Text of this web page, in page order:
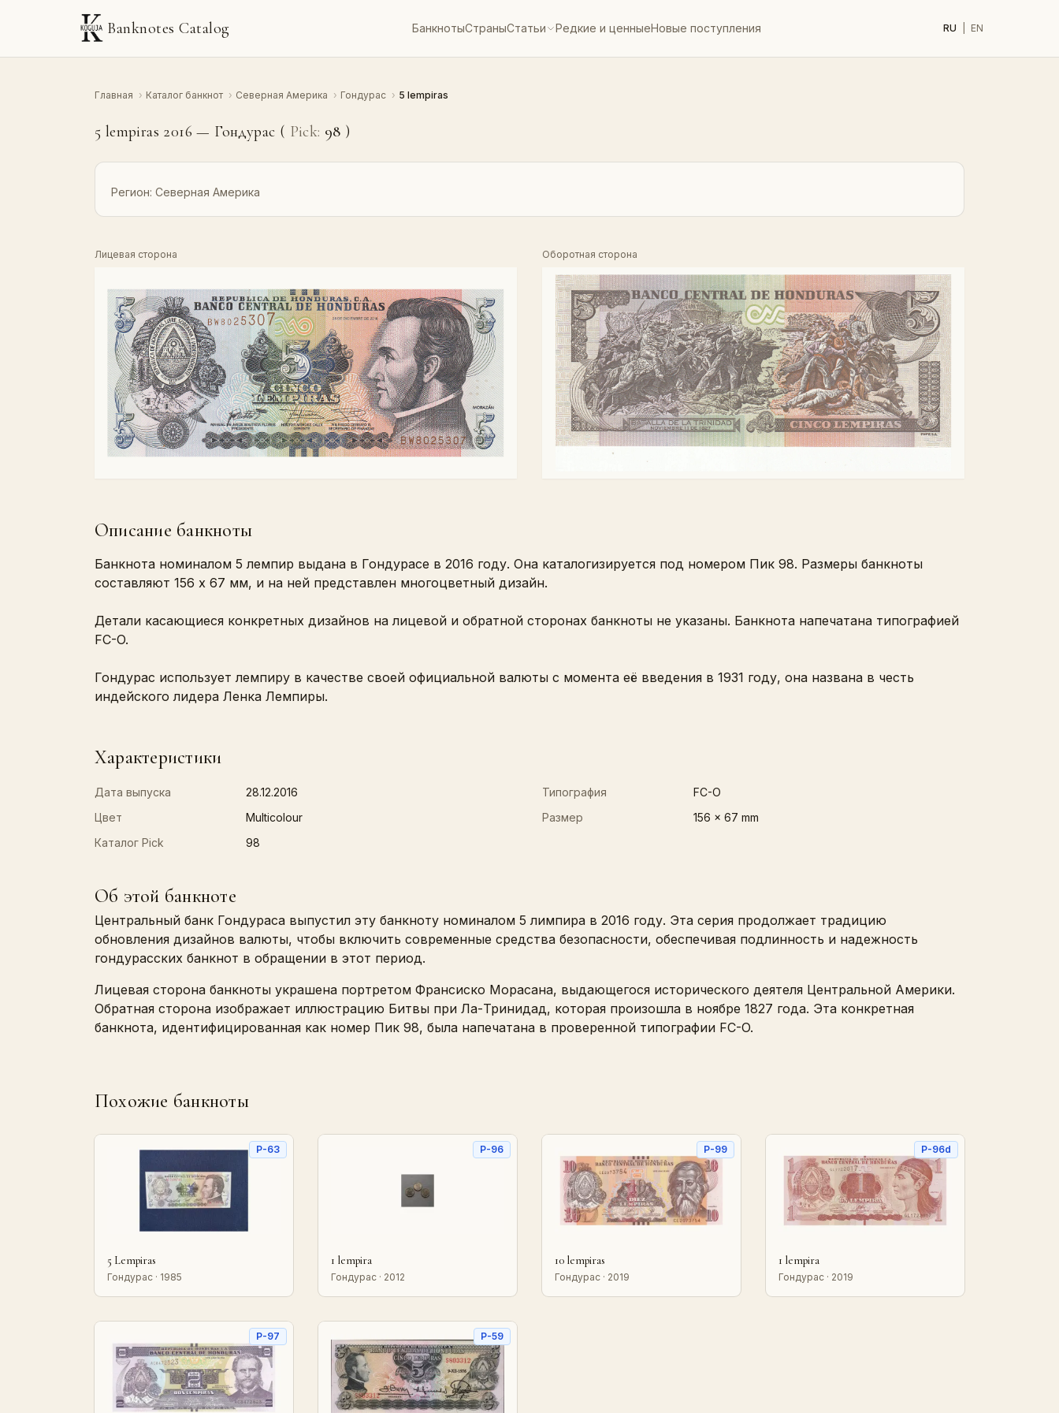
Banknotes Catalog БанкнотыСтраныСтатьи Редкие и ценныеНовые поступления RU EN
Главная › Каталог банкнот › Северная Америка › Гондурас › 5 lempiras
5 lempiras 2016 — Гондурас ( Pick: 98 )
Регион: Северная Америка
Лицевая сторона Оборотная сторона
Описание банкноты
Банкнота номиналом 5 лемпир выдана в Гондурасе в 2016 году. Она каталогизируется под номером Пик 98. Размеры банкноты
составляют 156 x 67 мм, и на ней представлен многоцветный дизайн.
Детали касающиеся конкретных дизайнов на лицевой и обратной сторонах банкноты не указаны. Банкнота напечатана типографией
FC-O.
Гондурас использует лемпиру в качестве своей официальной валюты с момента её введения в 1931 году, она названа в честь
индейского лидера Ленка Лемпиры.
Характеристики
Дата выпуска 28.12.2016 Типография
FC-O
Цвет
Multicolour Размер
156 x 67 mm
Каталог Pick
98
Об этой банкноте
Центральный банк Гондураса выпустил эту банкноту номиналом 5 лимпира в 2016 году. Эта серия продолжает традицию
обновления дизайнов валюты, чтобы включить современные средства безопасности, обеспечивая подлинность и надежность
гондурасских банкнот в обращении в этот период.
Лицевая сторона банкноты украшена портретом Франсиско Морасана, выдающегося исторического деятеля Центральной Америки.
Обратная сторона изображает иллюстрацию Битвы при Ла-Тринидад, которая произошла в ноябре 1827 года. Эта конкретная
банкнота, идентифицированная как номер Пик 98, была напечатана в проверенной типографии FC-O.
Похожие банкноты
P-63
5 Lempiras
Гондурас · 1985
P-96
1 lempira
Гондурас · 2012
P-99
10 lempiras
Гондурас · 2019
P-96d
1 lempira
Гондурас · 2019
P-97 P-59